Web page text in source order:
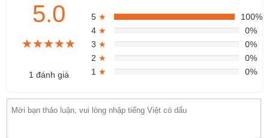
5.0
★★★★★
★★★★★
★★★★★
1 đánh giá
5 ★
100%
4 ★
0%
3 ★
0%
2 ★
0%
1 ★ 0%